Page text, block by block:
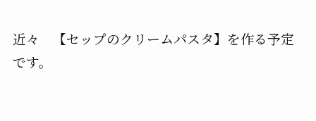
近々 【セップのクリームパスタ】を作る予定
です。